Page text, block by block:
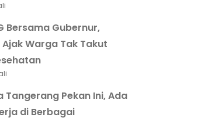
Bersama Gubernur,
Warga Tak Takut
Tangerang Pekan Ini, Ada
di Berbagai